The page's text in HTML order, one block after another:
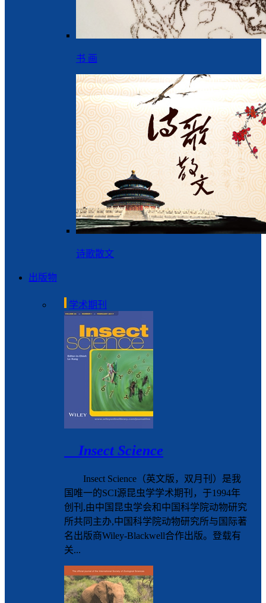
书 画
诗歌散文
出版物
学术期刊
Insect Science
Insect Science（英文版，双月刊）是我
国唯一的SCI源昆虫学学术期刊，于1994年
创刊,由中国昆虫学会和中国科学院动物研究
所共同主办,中国科学院动物研究所与国际著
名出版商Wiley-Blackwell合作出版。登载有
关...